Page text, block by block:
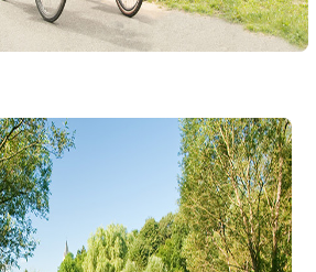
Tipp Vulkan-Express
Tipp Untere Mittelmosel
Tipp Ruwer-Nahe